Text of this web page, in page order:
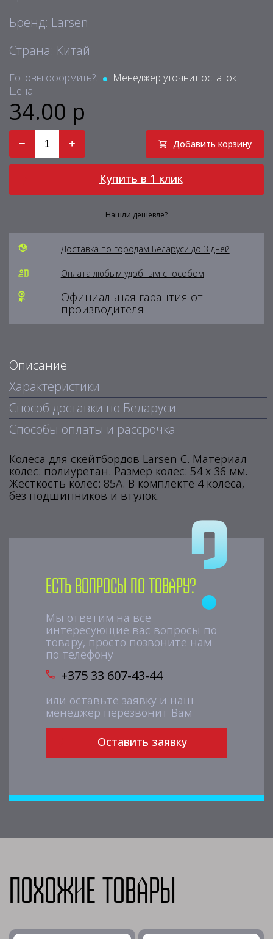
Бренд: Larsen
Страна: Китай
Готовы оформить?:
Менеджер уточнит остаток
Цена:
34.00 р
− + Добавить корзину
Купить в 1 клик
Нашли дешевле?
Доставка по городам Беларуси до 3 дней
Оплата любым удобным способом
Официальная гарантия от
производителя
Описание
Характеристики
Способ доставки по Беларуси
Способы оплаты и рассрочка
Колеса для скейтбордов Larsen C. Материал
колес: полиуретан. Размер колес: 54 х 36 мм.
Жесткость колес: 85А. В комплекте 4 колеса,
без подшипников и втулок.
Есть вопросы по товару?
Мы ответим на все
интересующие вас вопросы по
товару, просто позвоните нам
по телефону
+375 33 607-43-44
или оставьте заявку и наш
менеджер перезвонит Вам
Оставить заявку
Похожие товары